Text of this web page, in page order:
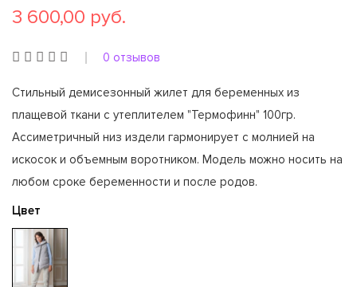
3 600,00 руб.
0 отзывов
Стильный демисезонный жилет для беременных из
плащевой ткани с утеплителем "Термофинн" 100гр.
Ассиметричный низ издели гармонирует с молнией на
искосок и объемным воротником. Модель можно носить на
любом сроке беременности и после родов.
Цвет